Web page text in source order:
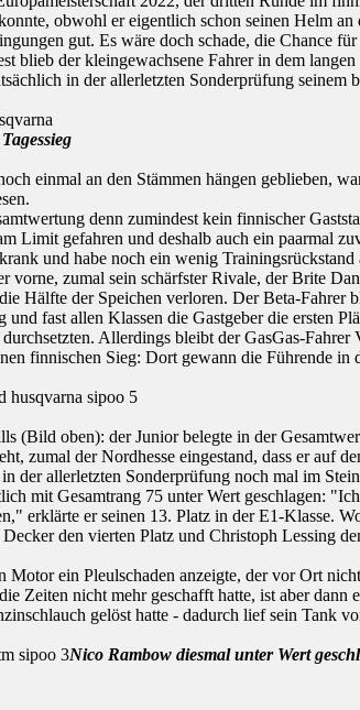
obwohl er eigentlich schon seinen Helm
gut. Es wäre doch schade, die Chance
blieb der kleingewachsene Fahrer in dem
in der allerletzten Sonderprüfung
einmal an den Stämmen hängen geblieben,
denn zumindest kein finnischer
Limit gefahren und deshalb auch ein paarmal
und habe noch ein wenig Trainingsrückstand
vorne, zumal sein schärfster Rivale, der Brite
Hälfte der Speichen verloren. Der Beta-Fahrer
fast allen Klassen die Gastgeber die ersten
Allerdings bleibt der GasGas-
finnischen Sieg: Dort gewann die Führende
(Bild oben): der Junior belegte in der
zumal der Nordhesse eingestand, dass er auf
der allerletzten Sonderprüfung noch mal im
mit Gesamtrang 75 unter Wert geschlagen:
erklärte er seinen 13. Platz in der E1-Klasse.
den vierten Platz und Christoph Lessing
ein Pleulschaden anzeigte, der vor Ort
Zeiten nicht mehr geschafft hatte, ist aber
gelöst hatte - dadurch lief sein Tank
Nico Rambow diesmal unter Wert